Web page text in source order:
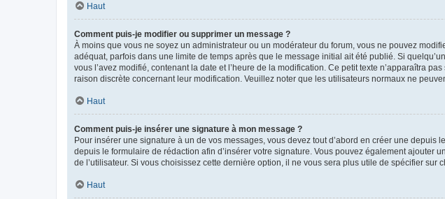
Haut
Comment puis-je modifier ou supprimer un message ?
À moins que vous ne soyez un administrateur ou un modérateur du forum, vous ne pouvez
adéquat, parfois dans une limite de temps après que le message initial ait été publié. Si
vous l’avez modifié, contenant la date et l’heure de la modification. Ce petit texte n’apparaîtra
raison discrète concernant leur modification. Veuillez noter que les utilisateurs normaux ne
Haut
Comment puis-je insérer une signature à mon message ?
Pour insérer une signature à un de vos messages, vous devez tout d’abord en créer une
depuis le formulaire de rédaction afin d’insérer votre signature. Vous pouvez également
de l’utilisateur. Si vous choisissez cette dernière option, il ne vous sera plus utile de spécifier sur
Haut